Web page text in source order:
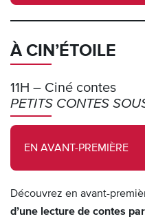
À CIN’ÉTOILE
11H – Ciné contes
PETITS CONTES
EN AVANT-PREMIÈRE
Découvrez en avant-
d’une lecture de contes